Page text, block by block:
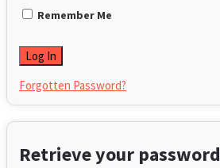
Remember Me
Forgotten Password?
Retrieve your password